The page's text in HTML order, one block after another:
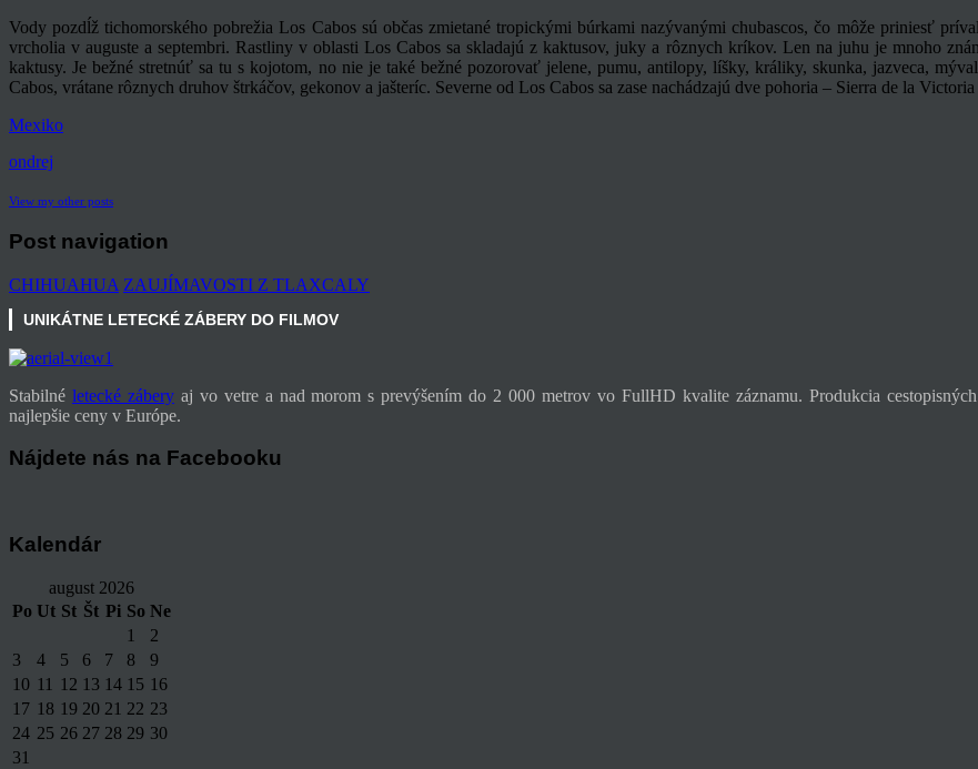
Vody pozdĺž tichomorského pobrežia Los Cabos sú občas zmietané tropickými búrkami nazývanými chubascos, čo môže priniesť
vrcholia v auguste a septembri. Rastliny v oblasti Los Cabos sa skladajú z kaktusov, juky a rôznych kríkov. Len na juhu je mnoho
kaktusy. Je bežné stretnúť sa tu s kojotom, no nie je také bežné pozorovať jelene, pumu, antilopy, líšky, králiky, skunka, jazveca,
Cabos, vrátane rôznych druhov štrkáčov, gekonov a jašteríc. Severne od Los Cabos sa zase nachádzajú dve pohoria – Sierra de la
Mexiko
ondrej
View my other posts
Post navigation
CHIHUAHUA ZAUJÍMAVOSTI Z TLAXCALY
UNIKÁTNE LETECKÉ ZÁBERY DO FILMOV
Stabilné letecké záberyaj vo vetre a nad morom s prevýšením do 2 000 metrov vo FullHD kvalite záznamu. Produkcia
najlepšie ceny v Európe.
Nájdete nás na Facebooku
Kalendár
august 2026
Po Ut St Št Pi So Ne
1
2
3
4 5 6 7 8
9
10 11 12 13 14 15 16
17 18 19 20 21 22 23
24 25 26 27 28 29 30
31